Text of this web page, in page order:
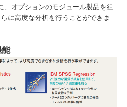
、オプションのモジュール製品を組
に高度な分析を行うことができま
能